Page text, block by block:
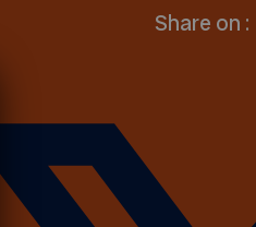
Share on :